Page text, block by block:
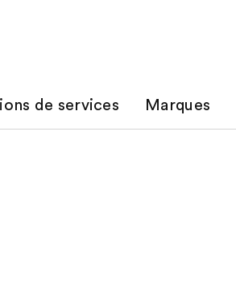
de services Marques